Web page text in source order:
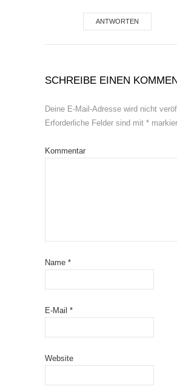
ANTWORTEN
SCHREIBE EINEN
Deine E-Mail-Adresse wird nicht
Erforderliche Felder sind mit *
Kommentar
Name *
E-Mail *
Website